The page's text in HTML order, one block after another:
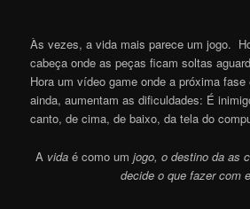
Às vezes, a vida mais parece um jogo.
cabeça onde as peças ficam soltas
Hora um vídeo game onde a próxima
ainda, aumentam as dificuldades: É
canto, de cima, de baixo, da tela do
A vida é como um jogo, o destino da as
decide o que fazer com